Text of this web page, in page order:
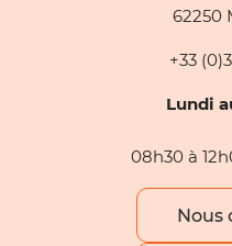
62250
+33
Lundi
08h30 à
Nous